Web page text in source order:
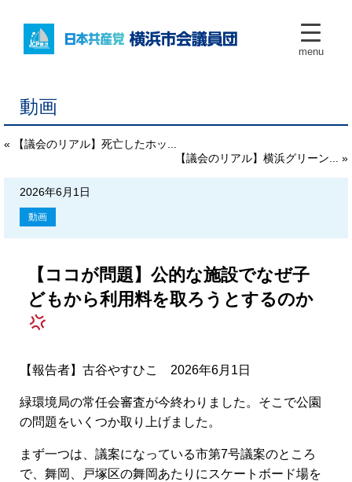
menu
動画
« 【議会のリアル】死亡したホッ...
【議会のリアル】横浜グリーン... »
2026年6月1日
動画
【ココが問題】公的な施設でなぜ子
どもから利用料を取ろうとするのか
【報告者】古谷やすひこ 2026年6月1日
緑環境局の常任会審査が今終わりました。そこで公園
の問題をいくつか取り上げました。
まず一つは、議案になっている市第7号議案のところ
で、舞岡、戸塚区の舞岡あたりにスケートボード場を